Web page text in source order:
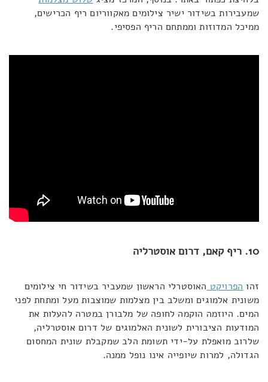
שמעבירות בשידור ישיר צילומים מאקווריום ריף הכרישים,
ממיכל המדוזות וממתחם הריף הפסיפי.
10. ריף קאם, דרום אוסטרליה
זהו הפרויקט האוסטרלי הראשון שמעביר בשידור חי צילומים
משונית אלמוגים ומשלב בין מצלמות שמוצבות מעל ומתחת לפני
המים. היוזמה הוקמה לחופה של מלבורן במטרה להעלות את
המודעות הציבורית לשונית האלמוגים של דרום אוסטרליה,
שלרוב מואפלת על-ידי תשומת הלב שמקבלת שונית המחסום
הגדולה, למרות שיופייה אינו נופל ממנה.